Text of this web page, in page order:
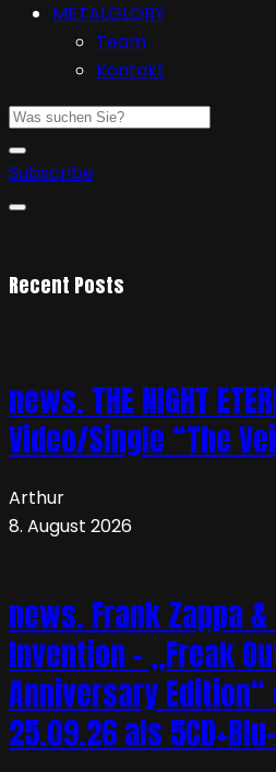
METALGLORY
Team
Kontakt
Subscribe
Recent Posts
news. THE NIGHT
Video/Single “The
Arthur
8. August 2026
news. Frank Zappa
Invention – „Freak
Anniversary
25.09.26 als